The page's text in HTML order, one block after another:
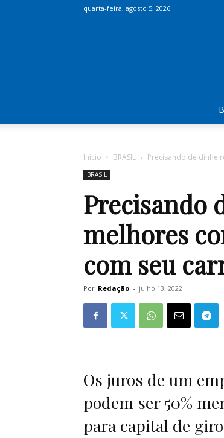
quarta-feira, agosto 5, 2026
Início BRASIL Precisando de
BRASIL
Precisando
melhores
com seu
Por Redação - julho 13, 2022
Os juros de um
podem ser 50%
para capital de